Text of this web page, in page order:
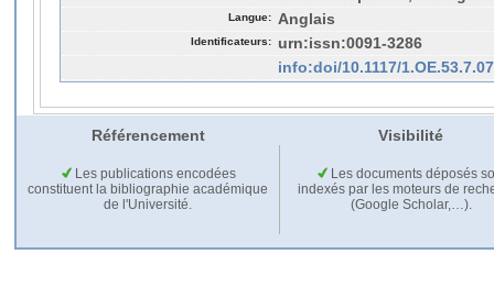
Langue: Anglais
Identificateurs:
urn:issn:0091-3286
info:doi/10.1117/
Référencement Visibilité
Les publications encodées
constituent la bibliographie académique
de l'Université.
Les documents déposés
indexés par les moteurs de
(Google Scholar,…).